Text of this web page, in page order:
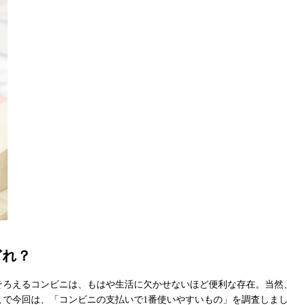
？
えるコンビニは、もはや生活に欠かせないほど便利な存在。当然
今回は、「コンビニの支払いで1番使いやすいもの」を調査しまし